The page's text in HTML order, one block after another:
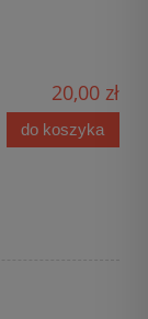
20,00 zł
do koszyka